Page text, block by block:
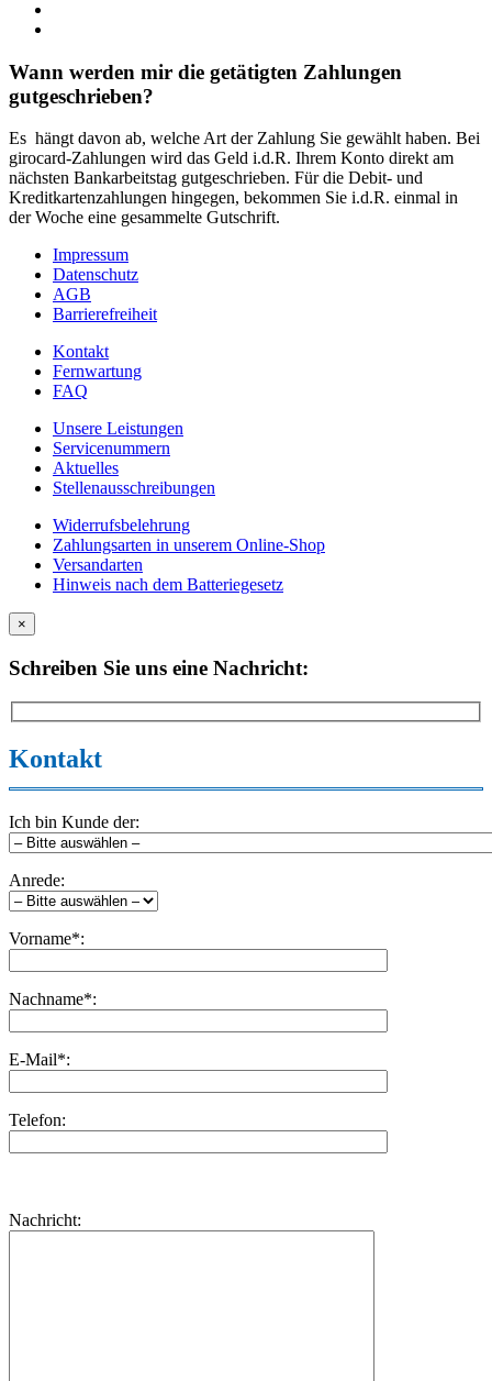
Wann werden mir die getätigten Zahlungen
gutgeschrieben?
Es hängt davon ab, welche Art der Zahlung Sie gewählt haben. Bei
girocard-Zahlungen wird das Geld i.d.R. Ihrem Konto direkt am
nächsten Bankarbeitstag gutgeschrieben. Für die Debit- und
Kreditkartenzahlungen hingegen, bekommen Sie i.d.R. einmal in
der Woche eine gesammelte Gutschrift.
Impressum
Datenschutz
AGB
Barrierefreiheit
Kontakt
Fernwartung
FAQ
Unsere Leistungen
Servicenummern
Aktuelles
Stellenausschreibungen
Widerrufsbelehrung
Zahlungsarten in unserem Online-Shop
Versandarten
Hinweis nach dem Batteriegesetz
×
Schreiben Sie uns eine Nachricht:
Kontakt
Ich bin Kunde der:
Anrede:
Vorname*:
Nachname*:
E-Mail*:
Telefon:
dieses
lasse
Nachricht: